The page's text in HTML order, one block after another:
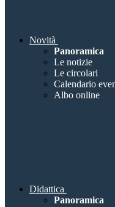
Novità
Panoramica
Le notizie
Le circolari
Calendario
Albo online
Didattica
Panoramica